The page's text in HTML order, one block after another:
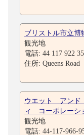
ブリストル市立博
観光地
電話: 44 117 922
住所: Queens Road
ウエット アン
ィ コーポレーシ
観光地
電話: 44-117-966-